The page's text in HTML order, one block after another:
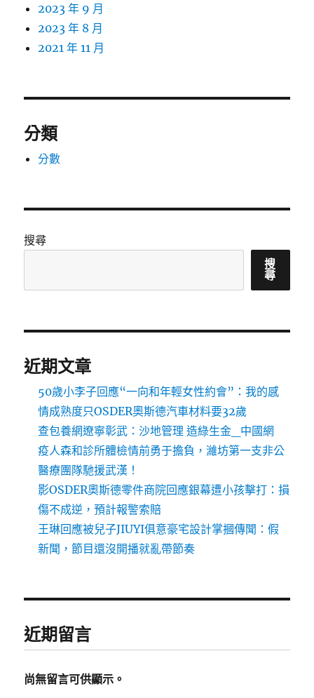
2023 年 9 月
2023 年 8 月
2021 年 11 月
分類
分數
搜尋
搜
尋
近期文章
50歲小李子回應“一向和年輕女性約會”：我的感
情成熟度只OSDER奧斯德汽車材料要32歲
查包養網遼寧彰武：沙地管理 造綠生金_中國網
疫人森和診所體檢情前勇于擔負，濰坊第一支非公
醫療團隊馳援武漢！
影OSDER奧斯德零件商院回應銀幕遭小孩擊打：損
傷不成逆，預計報警索賠
王琳回應被兒子JIUYI俱意豪宅設計掌摑傳聞：假
新聞，節目還沒開播就亂帶節奏
近期留言
尚無留言可供顯示。